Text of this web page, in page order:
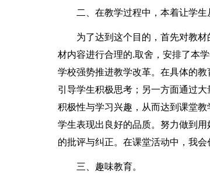
二、在教学过程中，本着让
为了达到这个目的，首先对教
材内容进行合理的.取舍，安排了本
学校强势推进教学改革。在具体的
引导学生积极思考；另一方面通过
积极性与学习兴趣，从而达到课堂
学生表现出良好的品质。努力做到
的批评与纠正。在课堂活动中，我
三、趣味教育。